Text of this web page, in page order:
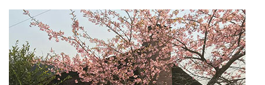
熊本県・阿蘇の山奥で平日は畑仕
事、週末は夫と小さなレストラン
を営んでいる折居多恵さん。もと
もと雑貨クリエイターとして東京
で店を経営しており、田舎暮らし
をしたかったわけではないといい